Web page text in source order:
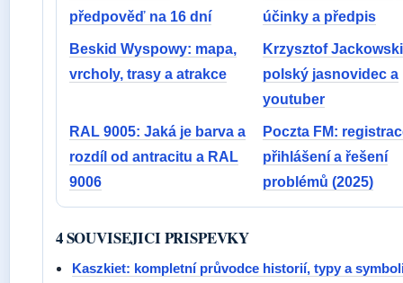
předpověď na 16 dní
účinky a předpis
Beskid Wyspowy: mapa,
vrcholy, trasy a atrakce
Krzysztof
polský jasnovidec a
youtuber
RAL 9005: Jaká je barva a
rozdíl od antracitu a RAL
9006
Poczta FM:
přihlášení a řešení
problémů (2025)
4 SOUVISEJICI PRISPEVKY
Kaszkiet: kompletní průvodce historií, typy a